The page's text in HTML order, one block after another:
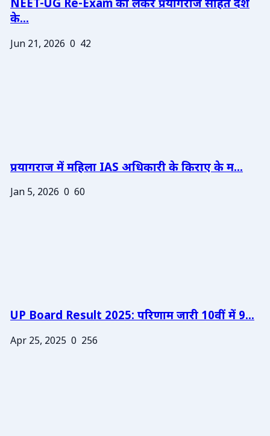
NEET-UG Re-Exam को लेकर प्रयागराज सहित देश
के...
Jun 21, 2026 0 42
प्रयागराज में महिला IAS अधिकारी के किराए के म...
Jan 5, 2026 0 60
UP Board Result 2025: परिणाम जारी 10वीं में 9...
Apr 25, 2025 0 256